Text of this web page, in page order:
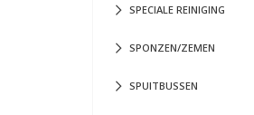
SPECIALE REINIGING
SPONZEN/ZEMEN
SPUITBUSSEN